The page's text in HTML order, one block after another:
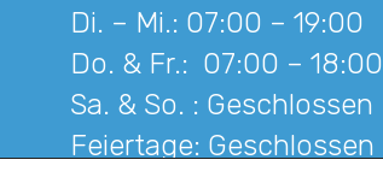
Di. – Mi.: 07:00 – 19:00
Do. & Fr.: 07:00 – 18:00
Sa. & So. : Geschlossen
Feiertage: Geschlossen